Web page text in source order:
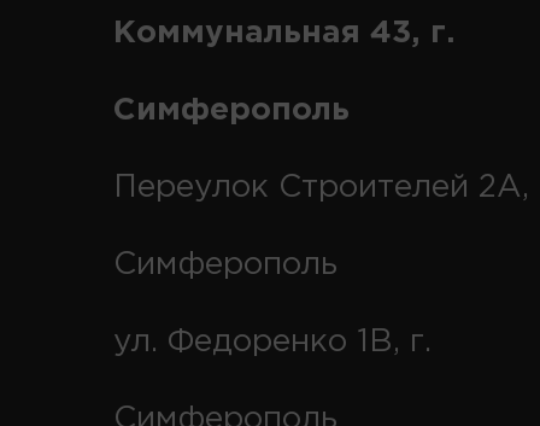
Коммунальная 43, г.
Симферополь
Переулок Строителей 2А,
Симферополь
ул. Федоренко 1В, г.
Симферополь